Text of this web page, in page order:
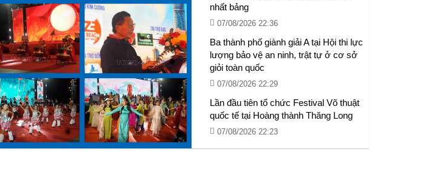
nhất bảng
07/08/2026 22:36
Ba thành phố giành giải A tại Hội thi lực
lượng bảo vệ an ninh, trật tự ở cơ sở
giỏi toàn quốc
07/08/2026 22:29
Lần đầu tiên tổ chức Festival Võ thuật
quốc tế tại Hoàng thành Thăng Long
07/08/2026 22:23
Algeria miễn toàn bộ thuế nhập khẩu